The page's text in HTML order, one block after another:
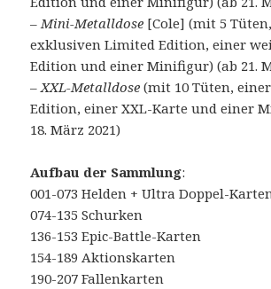
–Mini-Metalldose [Cole] (mit 5
exklusiven Limited Edition, einer
Edition und einer Minifigur) (ab 21.
–XXL-Metalldose (mit 10 Tüten,
Edition, einer XXL-Karte und einer
18. März 2021)
Aufbau der Sammlung:
001-073 Helden + Ultra Doppel-
074-135 Schurken
136-153 Epic-Battle-Karten
154-189 Aktionskarten
190-207 Fallenkarten